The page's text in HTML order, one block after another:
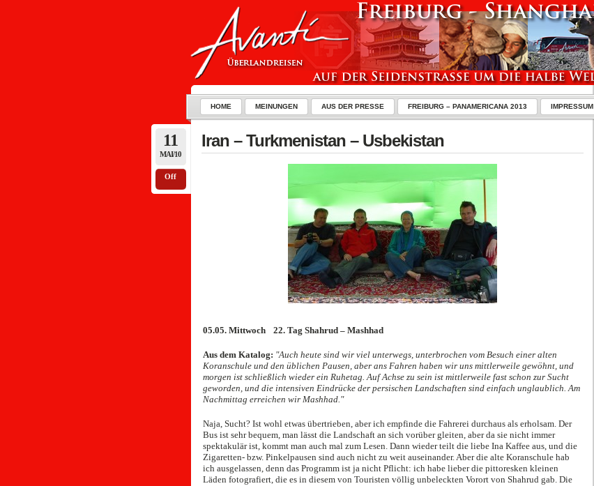
HOME MEINUNGEN AUS DER PRESSE FREIBURG – PANAMERICANA 2013 IMPRESSUM
11
MAI/10
Off
Iran – Turkmenistan – Usbekistan
05.05. Mittwoch 22. Tag Shahrud – Mashhad
Aus dem Katalog: "Auch heute sind wir viel unterwegs, unterbrochen vom Besuch einer alten
Koranschule und den üblichen Pausen, aber ans Fahren haben wir uns mittlerweile gewöhnt, und
morgen ist schließlich wieder ein Ruhetag. Auf Achse zu sein ist mittlerweile fast schon zur Sucht
geworden, und die intensiven Eindrücke der persischen Landschaften sind einfach unglaublich. Am
Nachmittag erreichen wir Mashhad."
Naja, Sucht? Ist wohl etwas übertrieben, aber ich empfinde die Fahrerei durchaus als erholsam. Der
Bus ist sehr bequem, man lässt die Landschaft an sich vorüber gleiten, aber da sie nicht immer
spektakulär ist, kommt man auch mal zum Lesen. Dann wieder teilt die liebe Ina Kaffee aus, und die
Zigaretten- bzw. Pinkelpausen sind auch nicht zu weit auseinander. Aber die alte Koranschule hab
ich ausgelassen, denn das Programm ist ja nicht Pflicht: ich habe lieber die pittoresken kleinen
Läden fotografiert, die es in diesem von Touristen völlig unbeleckten Vorort von Shahrud gab. Die